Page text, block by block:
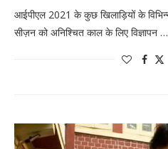
आईपीएल 2021 के कुछ खिलाड़ियों के
सीज़न को अनिश्चित काल के लिए विज्ञापन …